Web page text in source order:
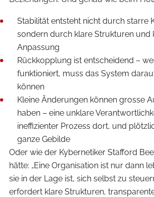
Stabilität entsteht nicht durch starre
sondern durch klare Strukturen und
Anpassung
Rückkopplung ist entscheidend –
funktioniert, muss das System
können
Kleine Änderungen können grosse
haben – eine unklare
ineffizienter Prozess dort, und
ganze Gebilde
Oder wie der Kybernetiker Stafford
hätte: „Eine Organisation ist nur dann
sie in der Lage ist, sich selbst zu
erfordert klare Strukturen,